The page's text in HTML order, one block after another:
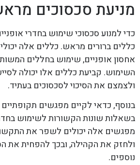
מניעת סכסוכים
כדי למנוע סכסוכי שימוש בחדרי
כללים ברורים מראש. כללים אלה
אחסון אופניים, שימוש בחללים
השימוש. קביעת כללים אלו יכולה
ולצמצם את הסיכוי לסכסוכים בעתיד.
בנוסף, כדאי לקיים מפגשים תקופתיים
בשאלות שונות הקשורות לשימוש
מפגשים אלה יכולים לשפר את
ולחזק את הקהילה, ובכך להפחית את
נוספים.